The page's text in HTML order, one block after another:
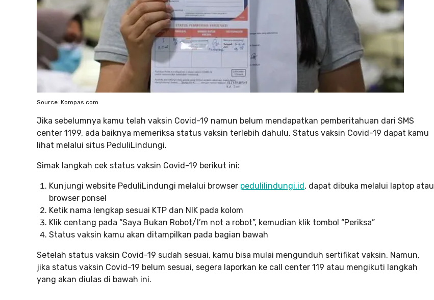
Source: Kompas.com
Jika sebelumnya kamu telah vaksin Covid-19 namun belum mendapatkan pemberitahuan dari SMS
center 1199, ada baiknya memeriksa status vaksin terlebih dahulu. Status vaksin Covid-19 dapat kamu
lihat melalui situs PeduliLindungi.
Simak langkah cek status vaksin Covid-19 berikut ini:
Kunjungi website PeduliLindungi melalui browser pedulilindungi.id, dapat dibuka melalui laptop atau
browser ponsel
Ketik nama lengkap sesuai KTP dan NIK pada kolom
Klik centang pada “Saya Bukan Robot/I’m not a robot”, kemudian klik tombol “Periksa”
Status vaksin kamu akan ditampilkan pada bagian bawah
Setelah status vaksin Covid-19 sudah sesuai, kamu bisa mulai mengunduh sertifikat vaksin. Namun,
jika status vaksin Covid-19 belum sesuai, segera laporkan ke call center 119 atau mengikuti langkah
yang akan diulas di bawah ini.